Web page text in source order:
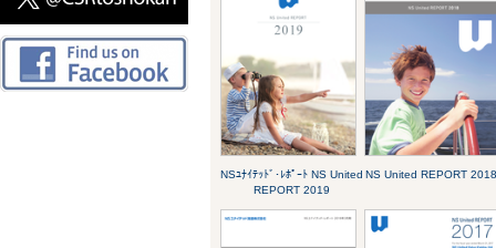
NSﾕﾅｲﾃｯﾄﾞ･ﾚﾎﾟｰﾄ NS United
REPORT 2019
NS United REPORT 2018